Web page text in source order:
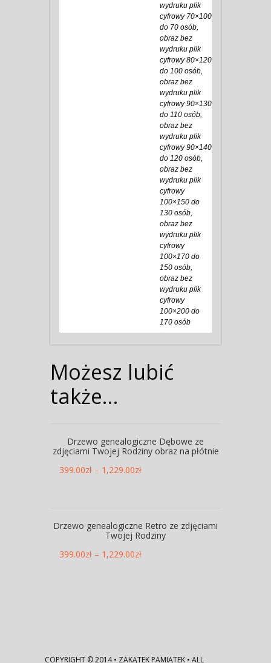
wydruku plik
cyfrowy 70×100
do 70 osób,
obraz bez
wydruku plik
cyfrowy 80×120
do 100 osób,
obraz bez
wydruku plik
cyfrowy 90×130
do 110 osób,
obraz bez
wydruku plik
cyfrowy 90×140
do 120 osób,
obraz bez
wydruku plik
cyfrowy
100×150 do
130 osób,
obraz bez
wydruku plik
cyfrowy
100×170 do
150 osób,
obraz bez
wydruku plik
cyfrowy
100×200 do
170 osób
Możesz lubić
także…
Drzewo genealogiczne Dębowe ze
zdjęciami Twojej Rodziny obraz na płótnie
399.00zł – 1,229.00zł
Drzewo genealogiczne Retro ze zdjęciami
Twojej Rodziny
399.00zł – 1,229.00zł
COPYRIGHT © 2014 • ZAKĄTEK PAMIĄTEK • ALL